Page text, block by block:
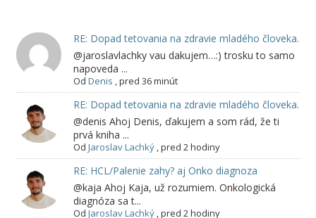
RE: Dopad tetovania na zdravie mladého človeka.
@jaroslavlachky vau dakujem…:) trosku to samo
napoveda ...
Od Denis ,pred 36 minút
RE: Dopad tetovania na zdravie mladého človeka.
@denis Ahoj Denis, ďakujem a som rád, že ti
prvá kniha ...
Od Jaroslav Lachký,pred 2 hodiny
RE: HCL/Palenie zahy? aj Onko diagnoza
@kaja Ahoj Kaja, už rozumiem. Onkologická
diagnóza sa t...
Od Jaroslav Lachký,pred 2 hodiny